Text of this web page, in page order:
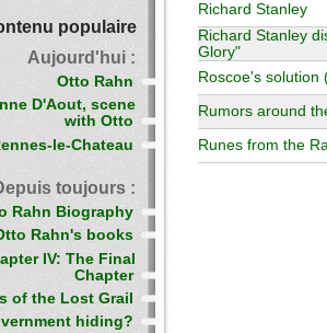
Richard Stanley
Richard Stanley
Glory"
Roscoe's solution
Rumors around
Runes from the
populaire
Aujourd'hui :
Otto Rahn
D'Aout, scene
with Otto
le-Chateau
toujours :
Rahn Biography
Rahn's books
IV: The Final
Chapter
of the Lost Grail
hiding?